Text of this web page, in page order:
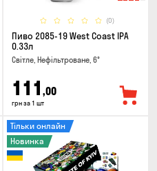
(0)
Пиво 2085-19 West Coast IPA
0.33л
Світле, Нефільтроване, 6°
111 ,00
грн за 1 шт
Тільки онлайн
Новинка